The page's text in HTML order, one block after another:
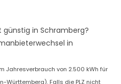
in Schramberg?
in
Jahresverbrauch von 2.500 kWh für
Württemberg). Falls die PLZ nicht